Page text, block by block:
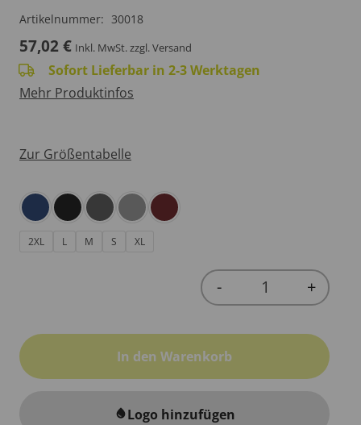
Artikelnummer: 30018
57,02€ Inkl. MwSt.zzgl. Versand
Sofort Lieferbar in 2-3 Werktagen
Mehr Produktinfos
Zur Größentabelle
2XL L M S XL
Quantity
- +
In den Warenkorb
water_dropLogo hinzufügen